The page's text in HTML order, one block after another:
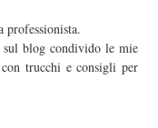
professionista.
blog condivido le mie
trucchi e consigli per